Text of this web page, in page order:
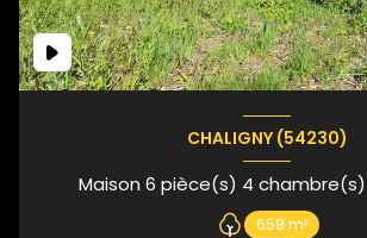
CHALIGNY (54230)
658 m²